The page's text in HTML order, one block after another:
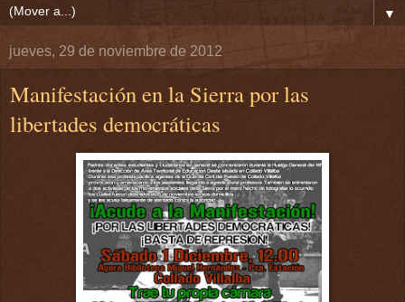
▼
jueves, 29 de noviembre de 2012
Manifestación en la Sierra por las
libertades democráticas